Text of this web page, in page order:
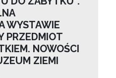
WYSTAWIE
PRZEDMIOT
NOWOŚCI
ZIEMI